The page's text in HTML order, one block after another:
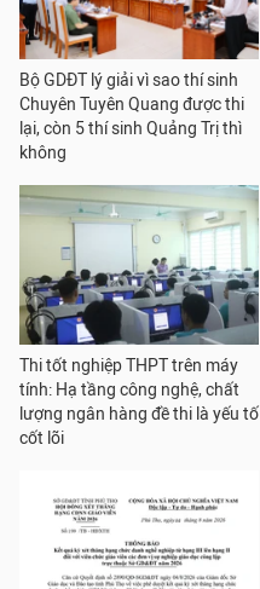
Bộ GDĐT lý giải vì sao thí sinh
Chuyên Tuyên Quang được thi
lại, còn 5 thí sinh Quảng Trị thì
không
Thi tốt nghiệp THPT trên máy
tính: Hạ tầng công nghệ, chất
lượng ngân hàng đề thi là yếu tố
cốt lõi